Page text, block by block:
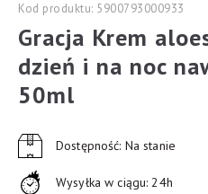
Kod produktu: 5900793000933
Gracja Krem
dzień i na noc
50ml
Dostępność: Na stanie
Wysyłka w ciągu: 24h